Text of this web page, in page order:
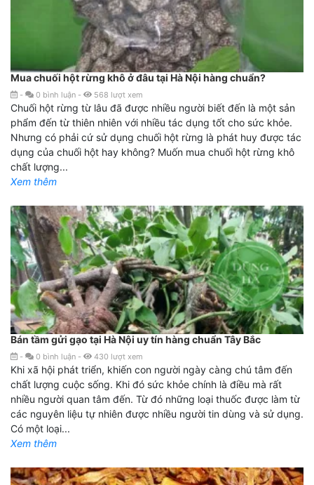
Mua chuối hột rừng khô ở đâu tại Hà Nội hàng chuẩn?
- 0 bình luận - 568 lượt xem
Chuối hột rừng từ lâu đã được nhiều người biết đến là một sản
phẩm đến từ thiên nhiên với nhiều tác dụng tốt cho sức khỏe.
Nhưng có phải cứ sử dụng chuối hột rừng là phát huy được tác
dụng của chuối hột hay không? Muốn mua chuối hột rừng khô
chất lượng...
Xem thêm
Bán tầm gửi gạo tại Hà Nội uy tín hàng chuẩn Tây Bắc
- 0 bình luận - 430 lượt xem
Khi xã hội phát triển, khiến con người ngày càng chú tâm đến
chất lượng cuộc sống. Khi đó sức khỏe chính là điều mà rất
nhiều người quan tâm đến. Từ đó những loại thuốc được làm từ
các nguyên liệu tự nhiên được nhiều người tin dùng và sử dụng.
Có một loại...
Xem thêm